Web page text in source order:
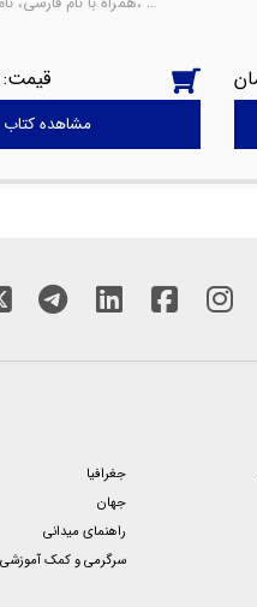
مشاهده کتاب
جغرافیا
جهان
راهنمای میدانی
سرگرمی و کمک آموزشی